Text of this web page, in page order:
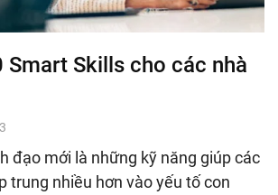
Smart Skills cho các nhà
đạo mới là những kỹ năng giúp các
trung nhiều hơn vào yếu tố con